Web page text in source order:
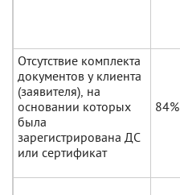
Отсутствие комплекта
документов у клиента
(заявителя), на
основании которых
была
зарегистрирована ДС
или сертификат
84%